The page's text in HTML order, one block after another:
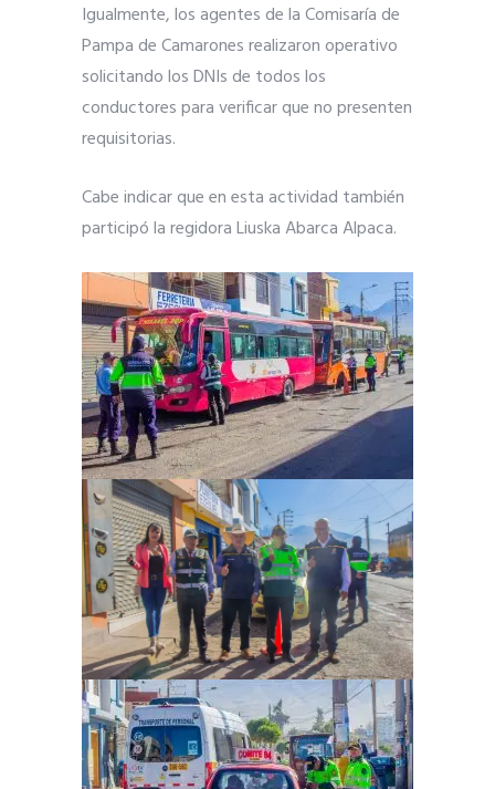
Igualmente, los agentes de la Comisaría de
Pampa de Camarones realizaron operativo
solicitando los DNIs de todos los
conductores para verificar que no presenten
requisitorias.
Cabe indicar que en esta actividad también
participó la regidora Liuska Abarca Alpaca.